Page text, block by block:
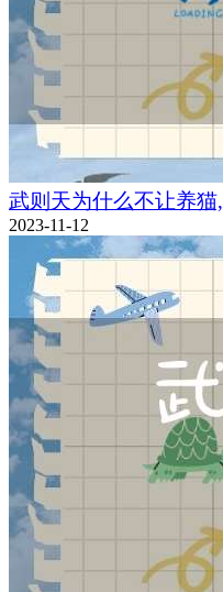
武则天为什么不让养猫,
2023-11-12